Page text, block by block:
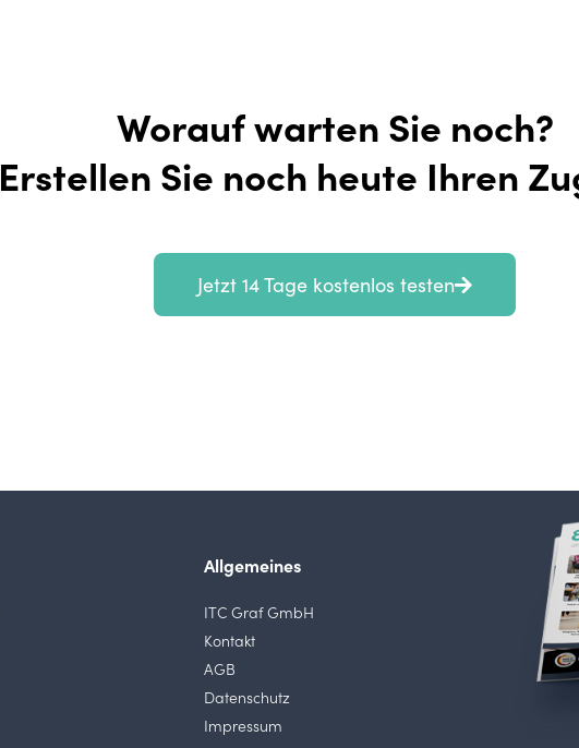
Worauf warten Sie noch?
Erstellen Sie noch heute Ihren
Jetzt 14 Tage kostenlos testen
Allgemeines
ITC Graf GmbH
Kontakt
AGB
Datenschutz
Impressum